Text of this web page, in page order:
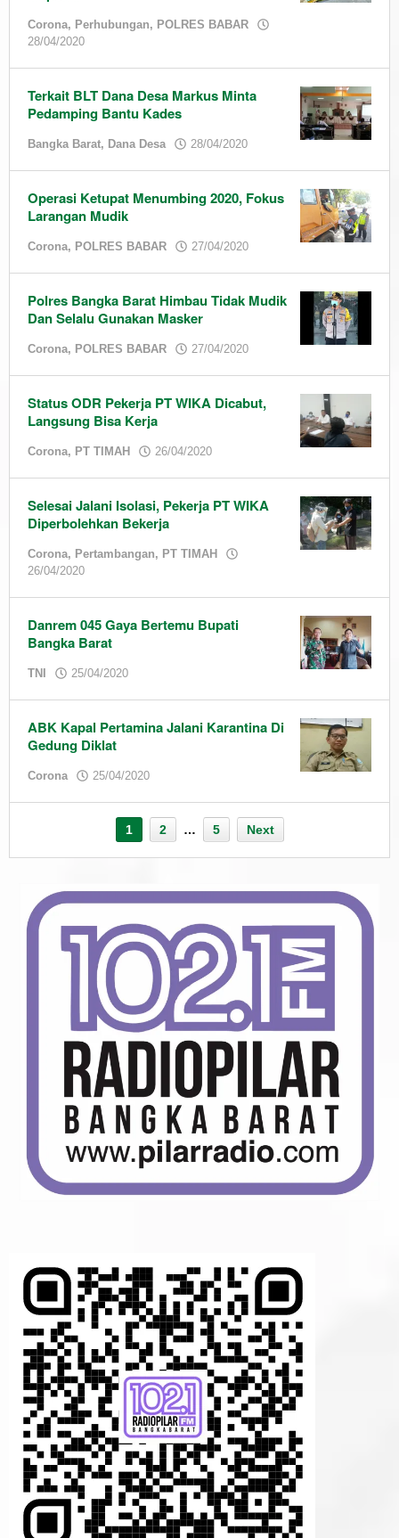
Corona, Perhubungan, POLRES BABAR
28/04/2020
Terkait BLT Dana Desa Markus Minta
Pedamping Bantu Kades
Bangka Barat, Dana Desa 28/04/2020
Operasi Ketupat Menumbing 2020, Fokus
Larangan Mudik
Corona, POLRES BABAR 27/04/2020
Polres Bangka Barat Himbau Tidak Mudik
Dan Selalu Gunakan Masker
Corona, POLRES BABAR 27/04/2020
Status ODR Pekerja PT WIKA Dicabut,
Langsung Bisa Kerja
Corona, PT TIMAH 26/04/2020
Selesai Jalani Isolasi, Pekerja PT WIKA
Diperbolehkan Bekerja
Corona, Pertambangan, PT TIMAH
26/04/2020
Danrem 045 Gaya Bertemu Bupati
Bangka Barat
TNI 25/04/2020
ABK Kapal Pertamina Jalani Karantina Di
Gedung Diklat
Corona 25/04/2020
1 2 … 5 Next